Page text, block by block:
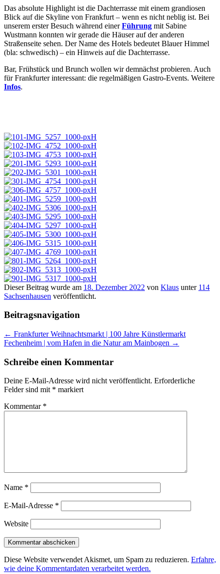
Das absolute Highlight ist die Dachterrasse mit einem grandiosen
Blick auf die Skyline von Frankfurt – wenn es nicht neblig ist. Bei
unserem erster Besuch während einerFührung mit Sabine
Wustmann konnten wir gerade die Häuser auf der anderen
Straßenseite sehen. Der Name des Hotels bedeutet Blauer Himmel
(bla: schwedisch) – ein Hinweis auf die Dachterrasse.
Bar, Frühstück und Brunch wollen wir demnächst probieren. Auch
für Frankfurter interessant: die regelmäßigen Gastro-Events. Weitere
Infos.
Dieser Beitrag wurde am 18. Dezember 2022 von Klaus unter 114
Sachsenhausen veröffentlicht.
Beitragsnavigation
← Frankfurter Weihnachtsmarkt | 100 Jahre Künstlermarkt
Fechenheim | vom Hafen in die Natur am Mainbogen →
Schreibe einen Kommentar
Deine E-Mail-Adresse wird nicht veröffentlicht. Erforderliche
Felder sind mit * markiert
Kommentar *
Name *
E-Mail-Adresse *
Website
Diese Website verwendet Akismet, um Spam zu reduzieren. Erfahre,
wie deine Kommentardaten verarbeitet werden.